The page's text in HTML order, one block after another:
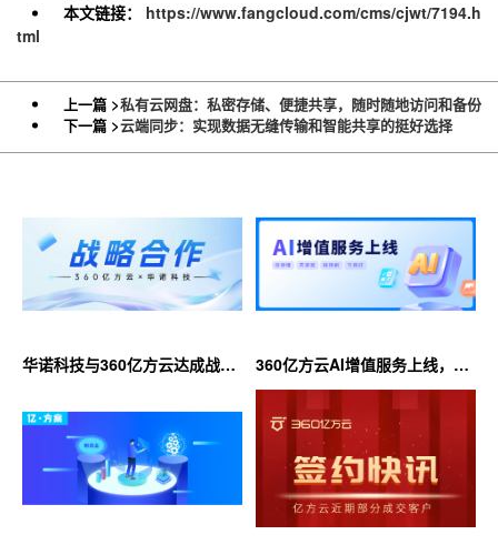
本文链接：
https://www.fangcloud.com/cms/cjwt/7194.h
tml
上一篇 >私有云网盘：私密存储、便捷共享，随时随地访问和备份
下一篇 >云端同步：实现数据无缝传输和智能共享的挺好选择
华诺科技与360亿方云达成战略
360亿方云AI增值服务上线，超
大限时优惠等你来！